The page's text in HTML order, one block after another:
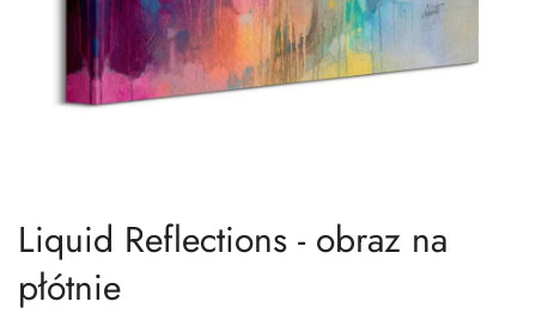
Liquid Reflections - obraz na
płótnie